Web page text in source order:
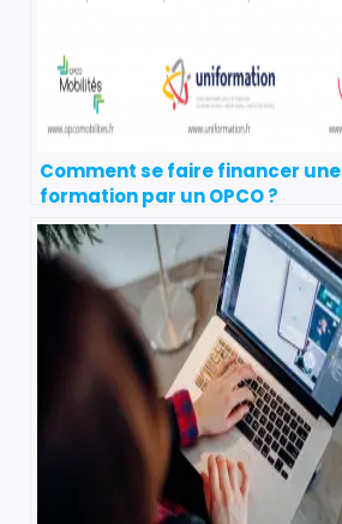
Comment se faire financer une
formation par un OPCO ?